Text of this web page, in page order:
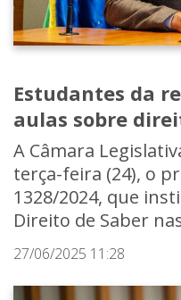
Estudantes da
aulas sobre
A Câmara
terça-feira (24), o
1328/2024, que
Direito de Saber
27/06/2025 11:28